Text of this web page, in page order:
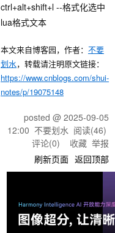
ctrl+alt+shift+l --格式化选中
lua格式文本
本文来自博客园，作者： 不要
划水，转载请注明原文链接：
https://www.cnblogs.com/shui-
notes/p/19075148
posted @ 2025-09-05
12:00 不要划水 阅读(46)
评论(0) 收藏 举报
刷新页面 返回顶部